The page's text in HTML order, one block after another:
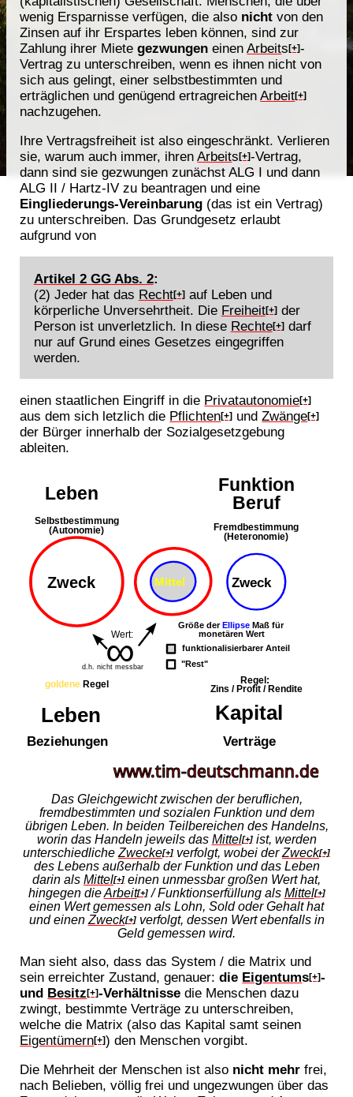
wenig Ersparnisse verfügen, die also nicht von den
Zinsen auf ihr Erspartes leben können, sind zur
Zahlung ihrer Mietegezwungen einenArbeits[+]-
Vertrag zu unterschreiben, wenn es ihnen nicht von
sich aus gelingt, einer selbstbestimmten und
erträglichen und genügend ertragreichenArbeit[+]
nachzugehen.
Ihre Vertragsfreiheit ist also eingeschränkt. Verlieren
sie, warum auch immer, ihrenArbeits[+]-Vertrag,
dann sind sie gezwungen zunächst ALG I und dann
ALG II / Hartz-IV zu beantragen und eine
Eingliederungs-Vereinbarung (das ist ein Vertrag)
zu unterschreiben. Das Grundgesetz erlaubt
aufgrund von
Artikel 2 GG Abs. 2:
(2) Jeder hat das Recht[+]auf Leben und
körperliche Unversehrtheit. Die Freiheit[+]der
Person ist unverletzlich. In diese Rechte[+]darf
nur auf Grund eines Gesetzes eingegriffen
werden.
einen staatlichen Eingriff in die Privatautonomie[+]
aus dem sich letzlich die Pflichten[+] undZwänge[+]
der Bürger innerhalb der Sozialgesetzgebung
ableiten.
Das Gleichgewicht zwischen der beruflichen,
fremdbestimmten und sozialen Funktion und dem
übrigen Leben. In beiden Teilbereichen des Handelns,
worin das Handeln jeweils das Mittel[+]ist, werden
unterschiedliche Zwecke[+] verfolgt, wobei derZweck[+]
des Lebens außerhalb der Funktion und das Leben
darin als Mittel[+] einen unmessbar großen Wert hat,
hingegen dieArbeit[+]/ Funktionserfüllung als Mittel[+]
einen Wert gemessen als Lohn, Sold oder Gehalt hat
und einen Zweck[+]verfolgt, dessen Wert ebenfalls in
Geld gemessen wird.
Man sieht also, dass das System / die Matrix und
sein erreichter Zustand, genauer:die Eigentums[+]-
und Besitz[+]-Verhältnisse die Menschen dazu
zwingt, bestimmte Verträge zu unterschreiben,
welche die Matrix (also das Kapital samt seinen
Eigentümern[+]) den Menschen vorgibt.
Die Mehrheit der Menschen ist also nicht mehr frei,
nach Belieben, völlig frei und ungezwungen über das